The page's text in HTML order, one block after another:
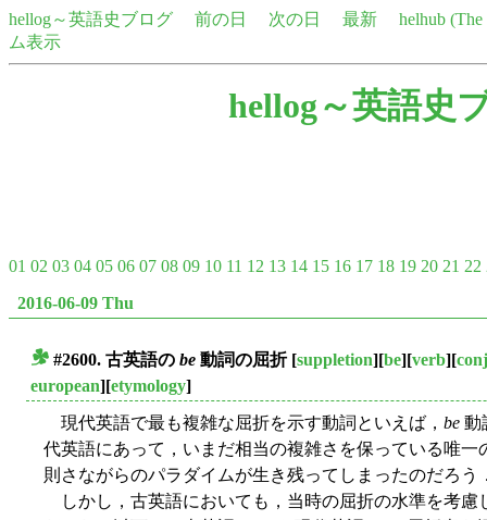
hellog～英語史ブログ 前の日 次の日 最新
helhub
ム表示
hellog～英語史
01 02 03 04 05 06 07 08 09 10 11 12 13 14 15 16 17 18 19 20 21 22
2016-06-09 Thu
#2600. 古英語の be 動詞の屈折[suppletion][be][verb][
european][etymology]
現代英語で最も複雑な屈折を示す動詞といえば， be 動
代英語にあって，いまだ相当の複雑さを保っている唯
則さながらのパラダイムが生き残ってしまったのだろう
しかし，古英語においても，当時の屈折の水準を考慮